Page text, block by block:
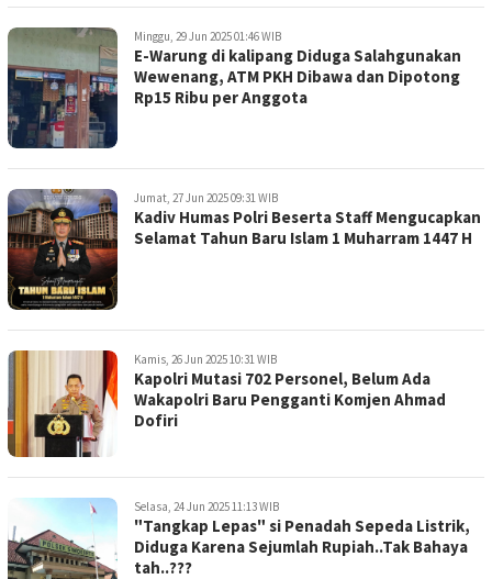
Minggu, 29 Jun 2025 01:46 WIB
E-Warung di kalipang Diduga Salahgunakan
Wewenang, ATM PKH Dibawa dan Dipotong
Rp15 Ribu per Anggota
Jumat, 27 Jun 2025 09:31 WIB
Kadiv Humas Polri Beserta Staff Mengucapkan
Selamat Tahun Baru Islam 1 Muharram 1447 H
Kamis, 26 Jun 2025 10:31 WIB
Kapolri Mutasi 702 Personel, Belum Ada
Wakapolri Baru Pengganti Komjen Ahmad
Dofiri
Selasa, 24 Jun 2025 11:13 WIB
"Tangkap Lepas" si Penadah Sepeda Listrik,
Diduga Karena Sejumlah Rupiah..Tak Bahaya
tah..???